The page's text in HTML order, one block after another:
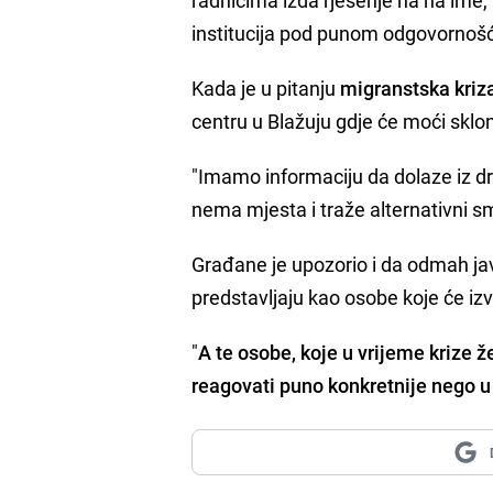
institucija pod punom
Kada je u pitanju migranstska
centru u Blažuju gdje će moći
"Imamo informaciju da dolaze iz
nema mjesta i traže alternativni
Građane je upozorio i da odmah
predstavljaju kao osobe koje će
"A te osobe, koje u vrijeme krize
reagovati puno konkretnije nego